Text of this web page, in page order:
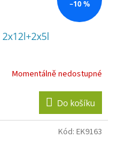
–10 %
2x12l+2x5l
Momentálně nedostupné
Do košíku
Kód: EK9163